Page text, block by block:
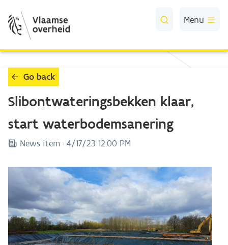
Skip to Main Content
Menu
Go back
Slibontwateringsbekken klaar,
start waterbodemsanering
News item · 4/17/23 12:00 PM